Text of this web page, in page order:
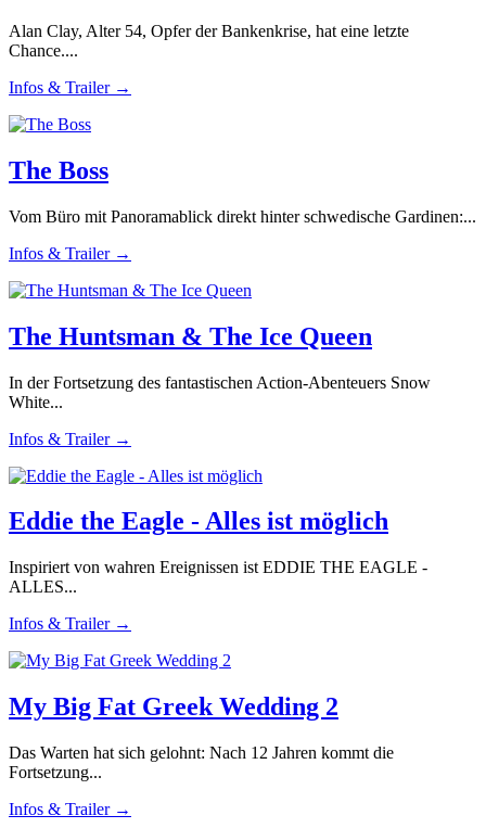
Alan Clay, Alter 54, Opfer der Bankenkrise, hat eine letzte
Chance....
Infos & Trailer →
The Boss
Vom Büro mit Panoramablick direkt hinter schwedische Gardinen:...
Infos & Trailer →
The Huntsman & The Ice Queen
In der Fortsetzung des fantastischen Action-Abenteuers Snow
White...
Infos & Trailer →
Eddie the Eagle - Alles ist möglich
Inspiriert von wahren Ereignissen ist EDDIE THE EAGLE -
ALLES...
Infos & Trailer →
My Big Fat Greek Wedding 2
Das Warten hat sich gelohnt: Nach 12 Jahren kommt die
Fortsetzung...
Infos & Trailer →